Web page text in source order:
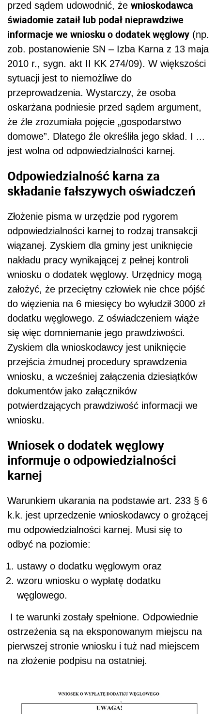
przed sądem udowodnić, że wnioskodawca
świadomie zataił lub podał nieprawdziwe
informacje we wniosku o dodatek węglowy (np.
zob. postanowienie SN – Izba Karna z 13 maja
2010 r., sygn. akt II KK 274/09). W większości
sytuacji jest to niemożliwe do
przeprowadzenia. Wystarczy, że osoba
oskarżana podniesie przed sądem argument,
że źle zrozumiała pojęcie „gospodarstwo
domowe”. Dlatego źle określiła jego skład. I ...
jest wolna od odpowiedzialności karnej.
Odpowiedzialność karna za
składanie fałszywych oświadczeń
Złożenie pisma w urzędzie pod rygorem
odpowiedzialności karnej to rodzaj transakcji
wiązanej. Zyskiem dla gminy jest uniknięcie
nakładu pracy wynikającej z pełnej kontroli
wniosku o dodatek węglowy. Urzędnicy mogą
założyć, że przeciętny człowiek nie chce pójść
do więzienia na 6 miesięcy bo wyłudził 3000 zł
dodatku węglowego. Z oświadczeniem wiąże
się więc domniemanie jego prawdziwości.
Zyskiem dla wnioskodawcy jest uniknięcie
przejścia żmudnej procedury sprawdzenia
wniosku, a wcześniej załączenia dziesiątków
dokumentów jako załączników
potwierdzających prawdziwość informacji we
wniosku.
Wniosek o dodatek węglowy
informuje o odpowiedzialności
karnej
Warunkiem ukarania na podstawie art. 233 § 6
k.k. jest uprzedzenie wnioskodawcy o grożącej
mu odpowiedzialności karnej. Musi się to
odbyć na poziomie:
ustawy o dodatku węglowym oraz
wzoru wniosku o wypłatę dodatku
węglowego.
I te warunki zostały spełnione. Odpowiednie
ostrzeżenia są na eksponowanym miejscu na
pierwszej stronie wniosku i tuż nad miejscem
na złożenie podpisu na ostatniej.